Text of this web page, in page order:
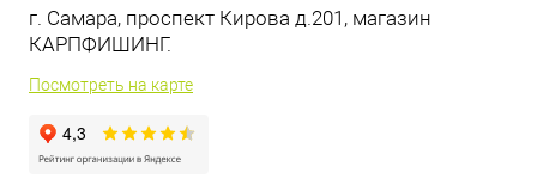
г. Самара, проспект Кирова д.201, магазин
КАРПФИШИНГ.
Посмотреть на карте